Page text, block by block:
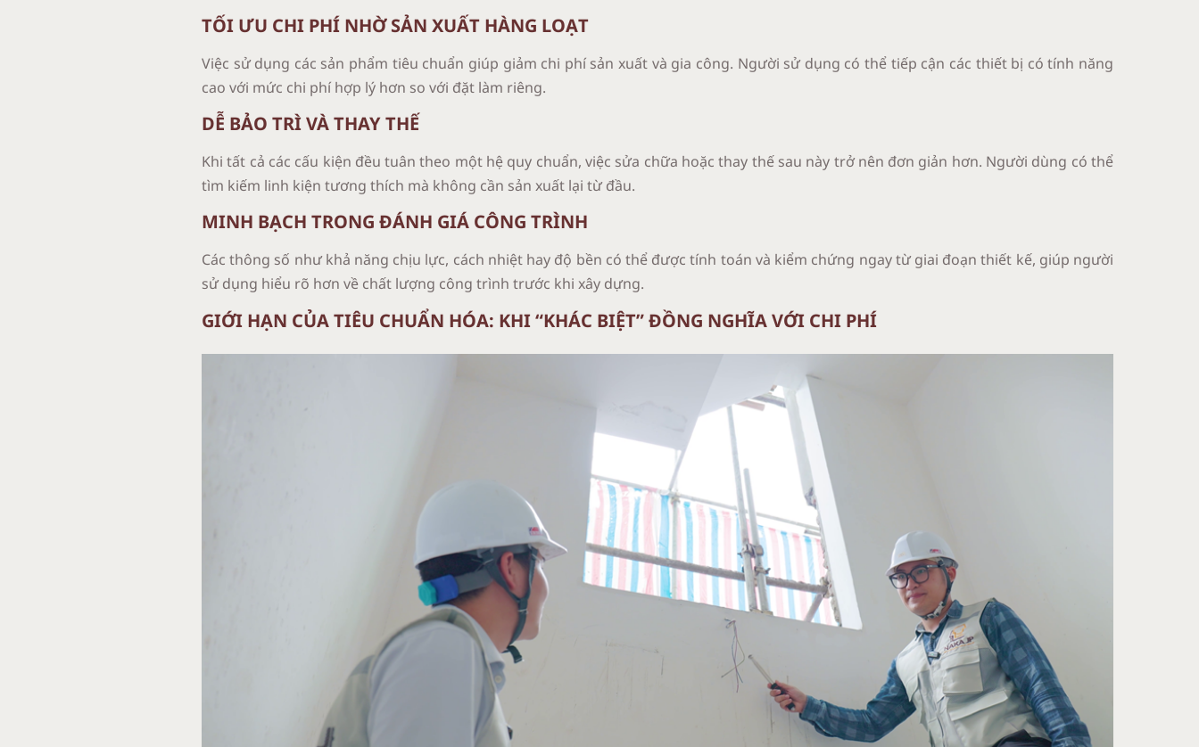
TỐI ƯU CHI PHÍ NHỜ SẢN XUẤT HÀNG LOẠT
Việc sử dụng các sản phẩm tiêu chuẩn giúp giảm chi phí sản xuất và gia công. Người sử dụng có thể tiếp cận các thiết bị có tính năng
cao với mức chi phí hợp lý hơn so với đặt làm riêng.
DỄ BẢO TRÌ VÀ THAY THẾ
Khi tất cả các cấu kiện đều tuân theo một hệ quy chuẩn, việc sửa chữa hoặc thay thế sau này trở nên đơn giản hơn. Người dùng có thể
tìm kiếm linh kiện tương thích mà không cần sản xuất lại từ đầu.
MINH BẠCH TRONG ĐÁNH GIÁ CÔNG TRÌNH
Các thông số như khả năng chịu lực, cách nhiệt hay độ bền có thể được tính toán và kiểm chứng ngay từ giai đoạn thiết kế, giúp người
sử dụng hiểu rõ hơn về chất lượng công trình trước khi xây dựng.
GIỚI HẠN CỦA TIÊU CHUẨN HÓA: KHI “KHÁC BIỆT” ĐỒNG NGHĨA VỚI CHI PHÍ